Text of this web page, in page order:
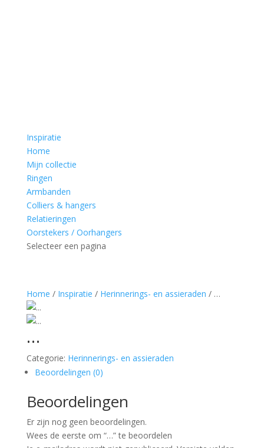
Inspiratie
Home
Mijn collectie
Ringen
Armbanden
Colliers & hangers
Relatieringen
Oorstekers / Oorhangers
Selecteer een pagina
Home / Inspiratie / Herinnerings- en assieraden / …
…
Categorie: Herinnerings- en assieraden
Beoordelingen (0)
Beoordelingen
Er zijn nog geen beoordelingen.
Wees de eerste om “…” te beoordelen